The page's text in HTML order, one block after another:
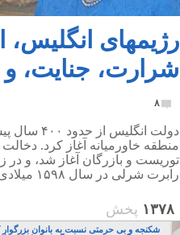
رژیمهای انگلیس،
شرارت، جنایت، و
۸
دولت
منطقه خاورمیانه آغاز کرد.
توریست و بازرگان آغاز شد، و در
رابرت شرلی در سال ۱۵۹۸ میلادی جنبه همکاری نظامی به خود گرفت.
۱۳۷۸ پخش
شکنجه و بی حرمتی نسبت به بانوان